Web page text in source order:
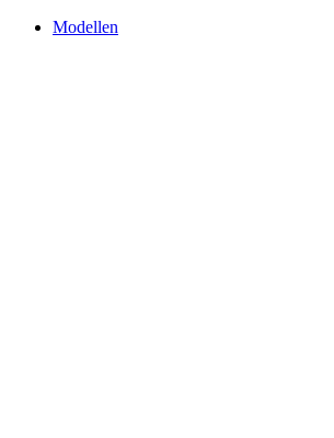
Modellen